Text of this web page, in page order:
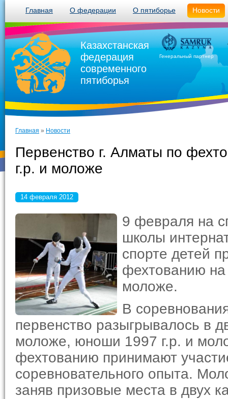
Главная О федерации О пятиборье Новости
Казахстанская
федерация
современного
пятиборья
Генеральный партнер
Главная » Новости
Первенство г. Алматы по
г.р. и моложе
14 февраля 2012
9 февраля на
школы
спорте детей
фехтованию
моложе.
В
первенство разыгрывалось в
моложе, юноши 1997 г.р. и
фехтованию принимают
соревновательного опыта.
заняв призовые места в двух